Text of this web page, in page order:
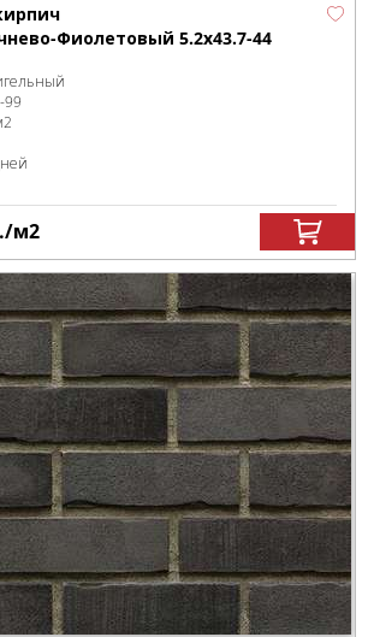
Фиолетовый 5.2x43.7-44
-99
2
/м2